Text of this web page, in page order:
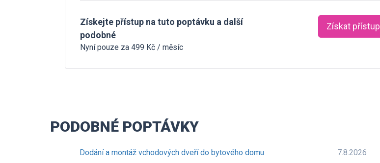
Získejte přístup na tuto poptávku a další
podobné
Nyní pouze za 499 Kč / měsíc
Získat přístup
PODOBNÉ POPTÁVKY
Dodání a montáž vchodových dveří do bytového domu 7.8.2026